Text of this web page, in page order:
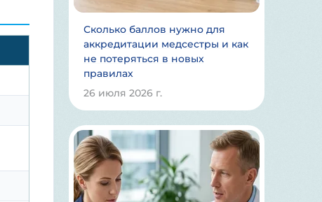
Сколько баллов нужно для
аккредитации медсестры и как
не потеряться в новых
правилах
26 июля 2026 г.